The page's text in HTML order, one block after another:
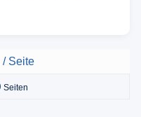
/ Seite
Seiten